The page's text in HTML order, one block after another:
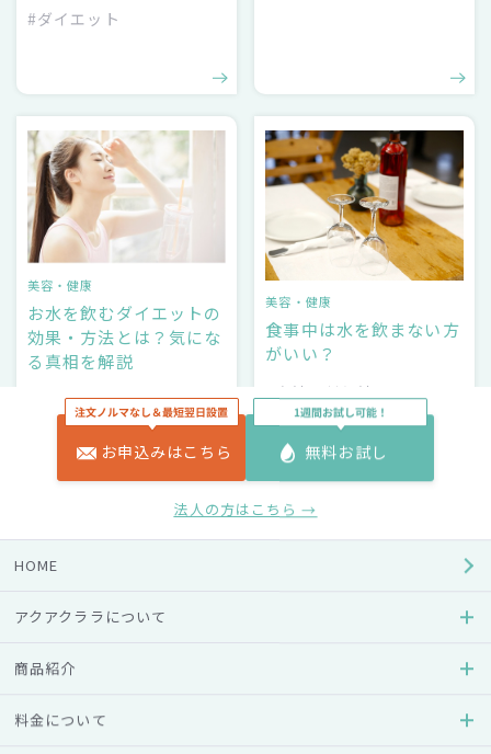
#ダイエット
美容・健康
お水を飲むダイエットの
効果・方法とは？気にな
る真相を解説
#効果 #水分補給
#方法・対処法
#ダイエット
美容・健康
食事中は水を飲まない方
がいい？
#方法・対処法
#ダイエット
お申込みはこちら 無料お試し
法人の方はこちら →
HOME
アクアクララについて
商品紹介
料金について